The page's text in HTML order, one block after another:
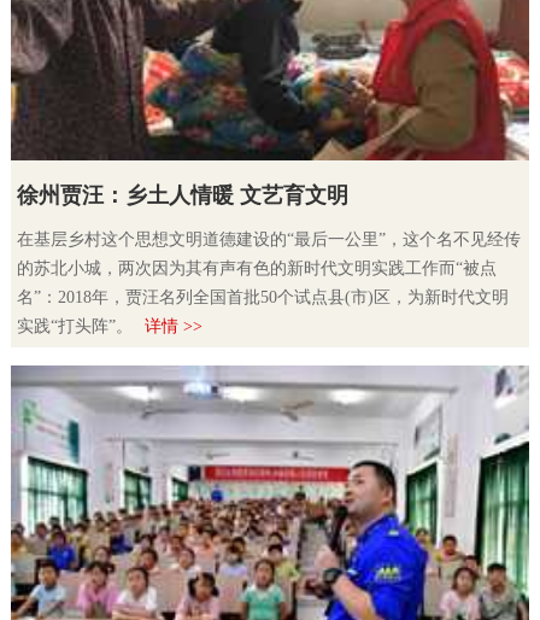
徐州贾汪：乡土人情暖 文艺育文明
在基层乡村这个思想文明道德建设的“最后一公里”，这个名不见经传
的苏北小城，两次因为其有声有色的新时代文明实践工作而“被点
名”：2018年，贾汪名列全国首批50个试点县(市)区，为新时代文明
实践“打头阵”。
详情 >>